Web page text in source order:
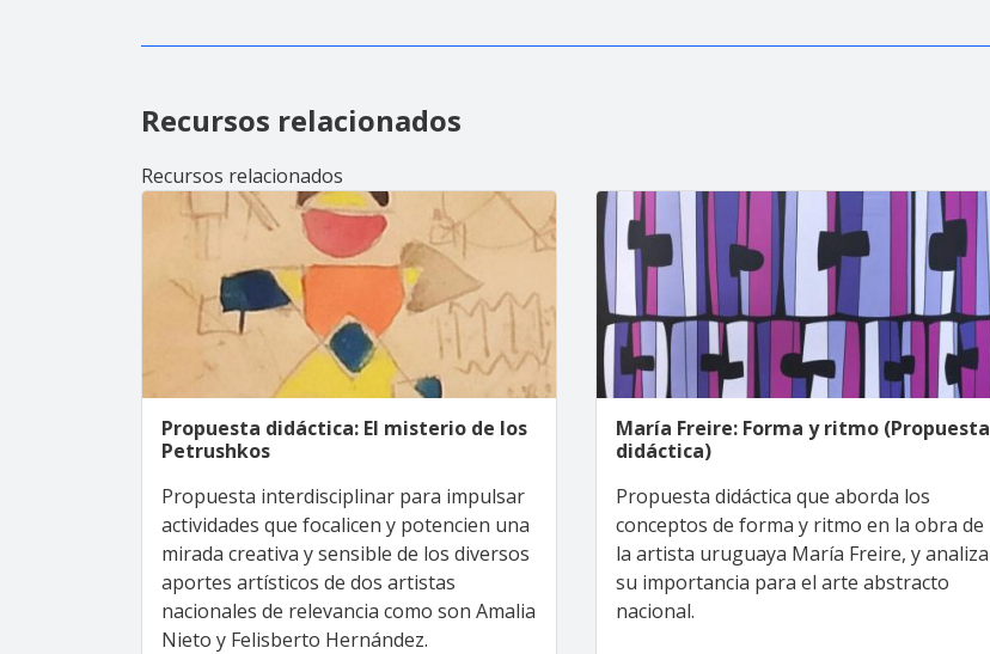
Recursos relacionados
Recursos relacionados
Propuesta didáctica: El misterio de los
Petrushkos
Propuesta interdisciplinar para impulsar
actividades que focalicen y potencien una
mirada creativa y sensible de los diversos
aportes artísticos de dos artistas
nacionales de relevancia como son Amalia
Nieto y Felisberto Hernández.
María Freire: Forma y ritmo (Propuesta
didáctica)
Propuesta didáctica que aborda los
conceptos de forma y ritmo en la obra de
la artista uruguaya María Freire, y analiza
su importancia para el arte abstracto
nacional.